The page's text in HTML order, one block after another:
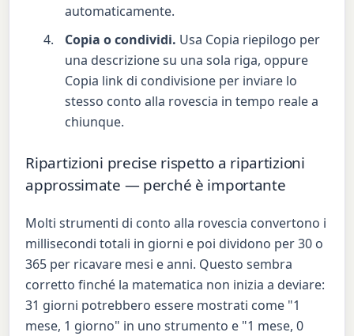
automaticamente.
Copia o condividi. Usa Copia riepilogo per
una descrizione su una sola riga, oppure
Copia link di condivisione per inviare lo
stesso conto alla rovescia in tempo reale a
chiunque.
Ripartizioni precise rispetto a ripartizioni
approssimate — perché è importante
Molti strumenti di conto alla rovescia convertono i
millisecondi totali in giorni e poi dividono per 30 o
365 per ricavare mesi e anni. Questo sembra
corretto finché la matematica non inizia a deviare:
31 giorni potrebbero essere mostrati come "1
mese, 1 giorno" in uno strumento e "1 mese, 0